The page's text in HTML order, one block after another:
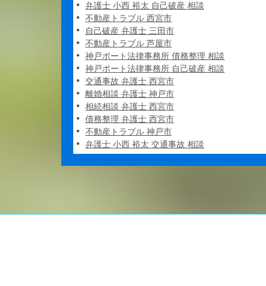
弁護士 小西 裕太 自己破産 相談
不動産トラブル 西宮市
自己破産 弁護士 三田市
不動産トラブル 芦屋市
神戸ポート法律事務所 債務整理 相談
神戸ポート法律事務所 自己破産 相談
交通事故 弁護士 西宮市
離婚相談 弁護士 神戸市
相続相談 弁護士 西宮市
債務整理 弁護士 西宮市
不動産トラブル 神戸市
弁護士 小西 裕太 交通事故 相談